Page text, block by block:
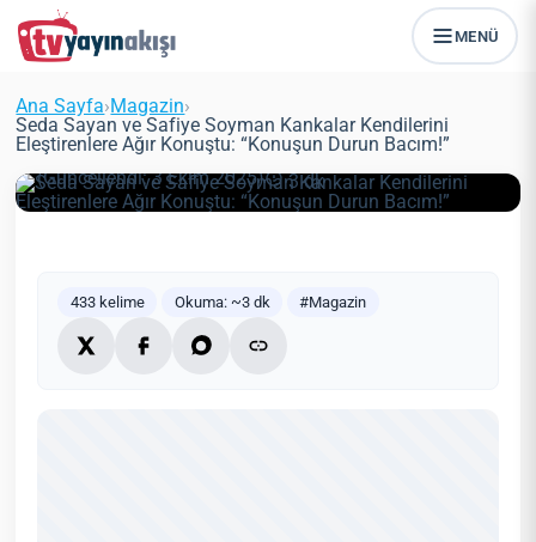
MENÜ
Ana Sayfa›Magazin›
Seda Sayan ve Safiye Soyman Kankalar Kendilerini
Eleştirenlere Ağır Konuştu: “Konuşun Durun Bacım!”
Seda Sayan ve Safiye Soyman
Kankalar Kendilerini Eleştirenlere
Bacım!”
Zeynep Öztürk Magazin
15 Haziran 2021
(Güncellendi: 3 Ekim 2025)
3 dk
433 kelime Okuma: ~3 dk #Magazin